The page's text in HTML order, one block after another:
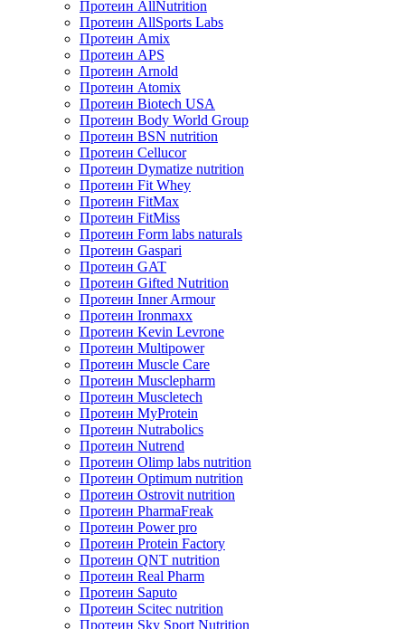
Протеин AllNutrition
Протеин AllSports Labs
Протеин Amix
Протеин APS
Протеин Arnold
Протеин Atomix
Протеин Biotech USA
Протеин Body World Group
Протеин BSN nutrition
Протеин Cellucor
Протеин Dymatize nutrition
Протеин Fit Whey
Протеин FitMax
Протеин FitMiss
Протеин Form labs naturals
Протеин Gaspari
Протеин GAT
Протеин Gifted Nutrition
Протеин Inner Armour
Протеин Ironmaxx
Протеин Kevin Levrone
Протеин Multipower
Протеин Muscle Care
Протеин Musclepharm
Протеин Muscletech
Протеин MyProtein
Протеин Nutrabolics
Протеин Nutrend
Протеин Olimp labs nutrition
Протеин Optimum nutrition
Протеин Ostrovit nutrition
Протеин PharmaFreak
Протеин Power pro
Протеин Protein Factory
Протеин QNT nutrition
Протеин Real Pharm
Протеин Saputo
Протеин Scitec nutrition
Протеин Sky Sport Nutrition